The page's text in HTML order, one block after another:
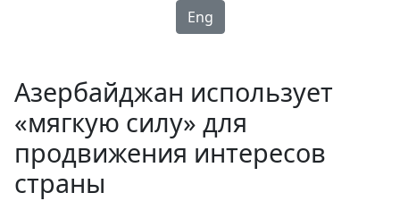
Eng
Азербайджан использует
«мягкую силу» для
продвижения интересов
страны